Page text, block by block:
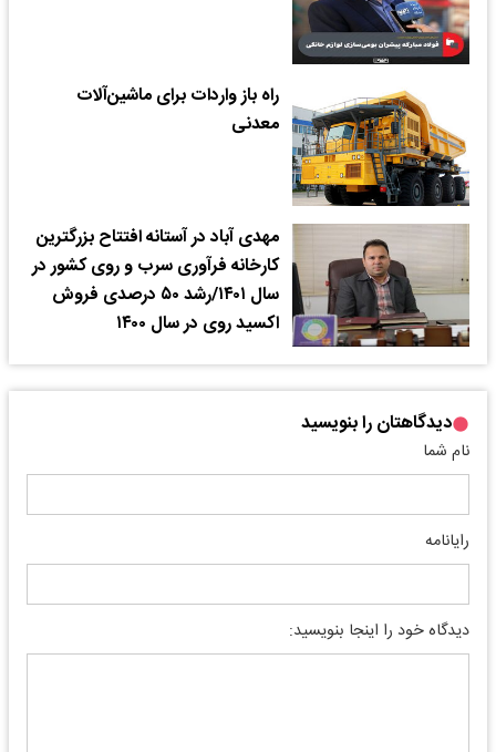
راه باز واردات برای ماشین‌آلات
معدنی
مهدی آباد در آستانه افتتاح بزرگترین
کارخانه فرآوری سرب و روی کشور در
سال ۱۴۰۱/رشد ۵۰ درصدی فروش
اکسید روی در سال ۱۴۰۰
دیدگاهتان را بنویسید
نام شما
رایانامه
دیدگاه خود را اینجا بنویسید: